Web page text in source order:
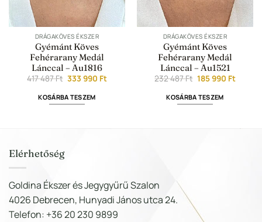
DRÁGAKÖVES ÉKSZER
Gyémánt Köves
Fehérarany Medál
Lánccal – Au1816
417 487Ft Original
price
was:
417
487 Ft.
333 990 FtCurrent
KOSÁRBA TESZEM
DRÁGAKÖVES ÉKSZER
Gyémánt Köves
Fehérarany Medál
Lánccal – Au1521
232 487Ft Original
price
was:
232
487 Ft.
185 990 Ft
KOSÁRBA TESZEM
Elérhetőség
Goldina Ékszer és Jegygyűrű Szalon
4026 Debrecen, Hunyadi János utca 24.
Telefon: +36 20 230 9899